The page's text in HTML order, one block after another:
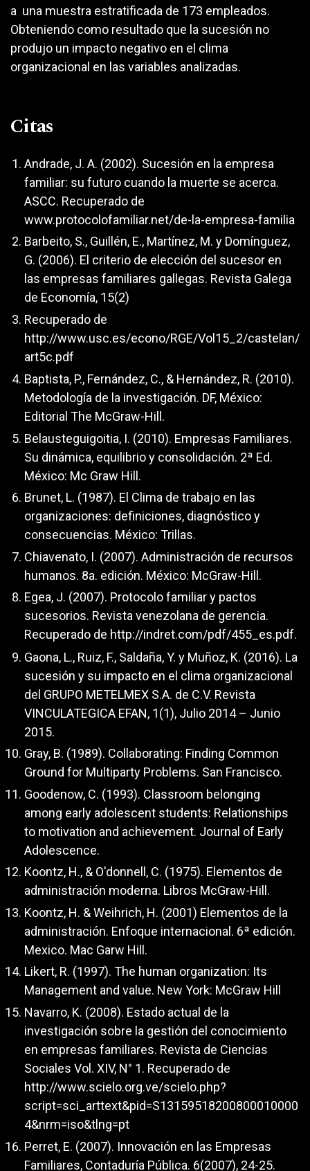
a una muestra estratificada de 173 empleados.
Obteniendo como resultado que la sucesión no
produjo un impacto negativo en el clima
organizacional en las variables analizadas.
Citas
Andrade, J. A. (2002). Sucesión en la empresa
familiar: su futuro cuando la muerte se acerca.
ASCC. Recuperado de
www.protocolofamiliar.net/de-la-empresa-familia
Barbeito, S., Guillén, E., Martínez, M. y Domínguez,
G. (2006). El criterio de elección del sucesor en
las empresas familiares gallegas. Revista Galega
de Economía, 15(2)
Recuperado de
http://www.usc.es/econo/RGE/Vol15_2/castelan/
art5c.pdf
Baptista, P., Fernández, C., & Hernández, R. (2010).
Metodología de la investigación. DF, México:
Editorial The McGraw-Hill.
Belausteguigoitia, I. (2010). Empresas Familiares.
Su dinámica, equilibrio y consolidación. 2ª Ed.
México: Mc Graw Hill.
Brunet, L. (1987). El Clima de trabajo en las
organizaciones: definiciones, diagnóstico y
consecuencias. México: Trillas.
Chiavenato, I. (2007). Administración de recursos
humanos. 8a. edición. México: McGraw-Hill.
Egea, J. (2007). Protocolo familiar y pactos
sucesorios. Revista venezolana de gerencia.
Recuperado de http://indret.com/pdf/455_es.pdf.
Gaona, L., Ruiz, F., Saldaña, Y. y Muñoz, K. (2016). La
sucesión y su impacto en el clima organizacional
del GRUPO METELMEX S.A. de C.V. Revista
VINCULATEGICA EFAN, 1(1), Julio 2014 – Junio
2015.
Gray, B. (1989). Collaborating: Finding Common
Ground for Multiparty Problems. San Francisco.
Goodenow, C. (1993). Classroom belonging
among early adolescent students: Relationships
to motivation and achievement. Journal of Early
Adolescence.
Koontz, H., & O'donnell, C. (1975). Elementos de
administración moderna. Libros McGraw-Hill.
Koontz, H. & Weihrich, H. (2001) Elementos de la
administración. Enfoque internacional. 6ª edición.
Mexico. Mac Garw Hill.
Likert, R. (1997). The human organization: Its
Management and value. New York: McGraw Hill
Navarro, K. (2008). Estado actual de la
investigación sobre la gestión del conocimiento
en empresas familiares. Revista de Ciencias
Sociales Vol. XIV, N° 1. Recuperado de
http://www.scielo.org.ve/scielo.php?
script=sci_arttext&pid=S13159518200800010000
4&nrm=iso&tlng=pt
Perret, E. (2007). Innovación en las Empresas
Familiares, Contaduría Pública. 6(2007), 24-25.